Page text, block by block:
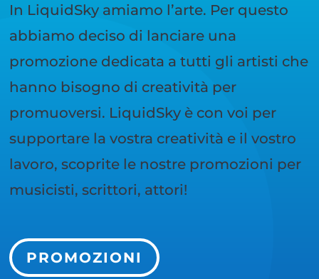
In LiquidSky amiamo l’arte. Per questo
abbiamo deciso di lanciare una
promozione dedicata a tutti gli artisti che
hanno bisogno di creatività per
promuoversi. LiquidSky è con voi per
supportare la vostra creatività e il vostro
lavoro, scoprite le nostre promozioni per
musicisti, scrittori, attori!
PROMOZIONI